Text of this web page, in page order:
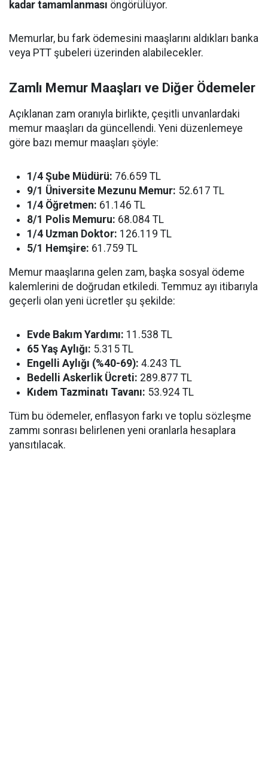
kadar tamamlanması öngörülüyor.
Memurlar, bu fark ödemesini maaşlarını aldıkları banka
veya PTT şubeleri üzerinden alabilecekler.
Zamlı Memur Maaşları ve Diğer Ödemeler
Açıklanan zam oranıyla birlikte, çeşitli unvanlardaki
memur maaşları da güncellendi. Yeni düzenlemeye
göre bazı memur maaşları şöyle:
1/4 Şube Müdürü: 76.659 TL
9/1 Üniversite Mezunu Memur: 52.617 TL
1/4 Öğretmen: 61.146 TL
8/1 Polis Memuru: 68.084 TL
1/4 Uzman Doktor: 126.119 TL
5/1 Hemşire: 61.759 TL
Memur maaşlarına gelen zam, başka sosyal ödeme
kalemlerini de doğrudan etkiledi. Temmuz ayı itibarıyla
geçerli olan yeni ücretler şu şekilde:
Evde Bakım Yardımı: 11.538 TL
65 Yaş Aylığı: 5.315 TL
Engelli Aylığı (%40-69): 4.243 TL
Bedelli Askerlik Ücreti: 289.877 TL
Kıdem Tazminatı Tavanı: 53.924 TL
Tüm bu ödemeler, enflasyon farkı ve toplu sözleşme
zammı sonrası belirlenen yeni oranlarla hesaplara
yansıtılacak.